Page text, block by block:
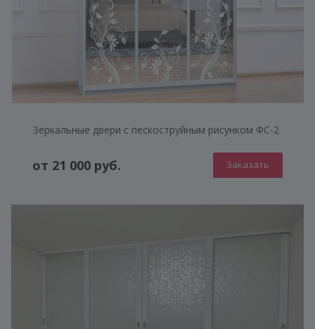
Зеркальные двери с пескоструйным рисунком ФС-2
от 21 000 руб. Заказать